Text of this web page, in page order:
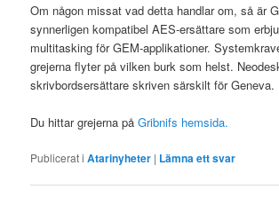
Om någon missat vad detta handlar om, så är
synnerligen kompatibel AES-ersättare som
multitasking för GEM-applikationer.
grejerna flyter på vilken burk som helst.
skrivbordsersättare skriven särskilt för Geneva.
Du hittar grejerna påGribnifs hemsida.
Publicerat i Atarinyheter | Lämna ett svar